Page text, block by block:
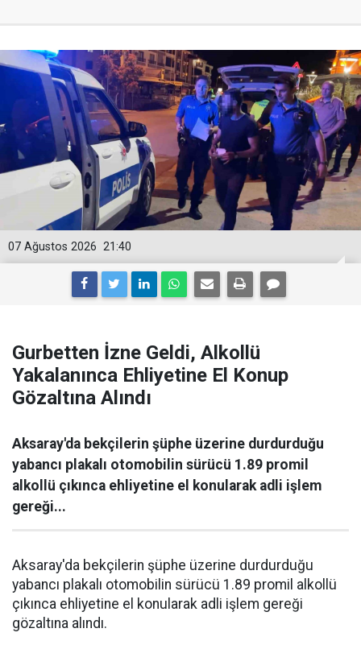
21:40
07 Ağustos 2026
Gurbetten İzne Geldi, Alkollü
Yakalanınca Ehliyetine El Konup
Gözaltına Alındı
Aksaray'da bekçilerin şüphe üzerine durdurduğu
yabancı plakalı otomobilin sürücü 1.89 promil
alkollü çıkınca ehliyetine el konularak adli işlem
gereği...
Aksaray'da bekçilerin şüphe üzerine durdurduğu
yabancı plakalı otomobilin sürücü 1.89 promil alkollü
çıkınca ehliyetine el konularak adli işlem gereği
gözaltına alındı.